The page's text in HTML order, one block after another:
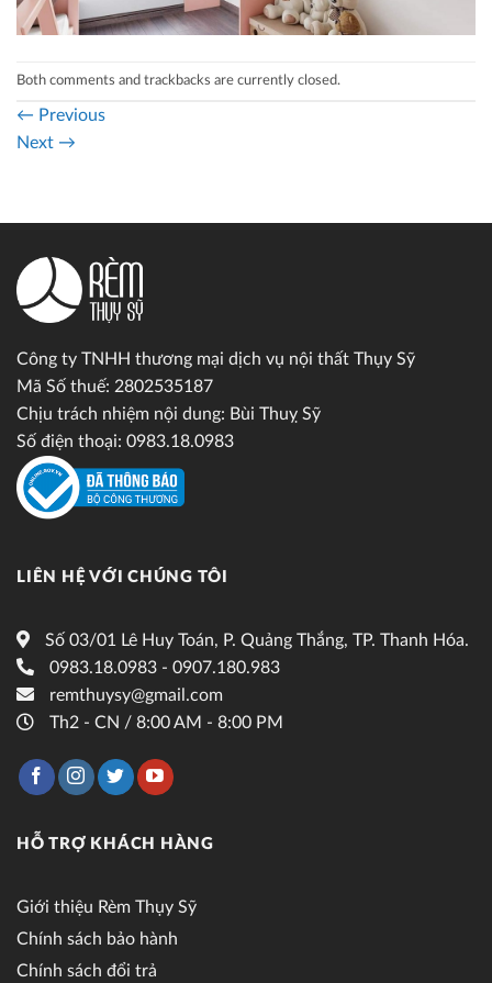
Both comments and trackbacks are currently closed.
← Previous
Next →
Công ty TNHH thương mại dịch vụ nội thất Thụy Sỹ
Mã Số thuế: 2802535187
Chịu trách nhiệm nội dung: Bùi Thuỵ Sỹ
Số điện thoại: 0983.18.0983
LIÊN HỆ VỚI CHÚNG TÔI
Số 03/01 Lê Huy Toán, P. Quảng Thắng, TP. Thanh Hóa.
0983.18.0983 - 0907.180.983
remthuysy@gmail.com
Th2 - CN / 8:00 AM - 8:00 PM
HỖ TRỢ KHÁCH HÀNG
Giới thiệu Rèm Thụy Sỹ
Chính sách bảo hành
Chính sách đổi trả